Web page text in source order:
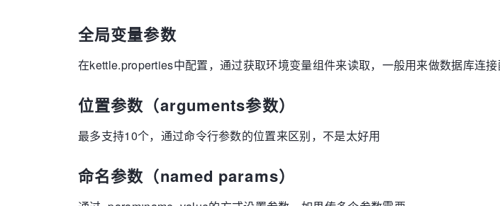
全局变量参数
在kettle.properties中配置，通过获取环境变量组件来读取，一般用来做数据库连
位置参数（arguments参数）
最多支持10个，通过命令行参数的位置来区别，不是太好用
命名参数（named params）